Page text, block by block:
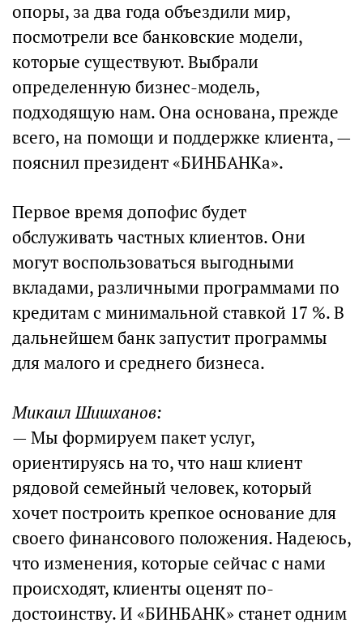
опоры, за два года объездили мир,
посмотрели все банковские модели,
которые существуют. Выбрали
определенную бизнес-модель,
подходящую нам. Она основана, прежде
всего, на помощи и поддержке клиента, —
пояснил президент «БИНБАНКа».
Первое время допофис будет
обслуживать частных клиентов. Они
могут воспользоваться выгодными
вкладами, различными программами по
кредитам с минимальной ставкой 17 %. В
дальнейшем банк запустит программы
для малого и среднего бизнеса.
Микаил Шишханов:
— Мы формируем пакет услуг,
ориентируясь на то, что наш клиент
рядовой семейный человек, который
хочет построить крепкое основание для
своего финансового положения. Надеюсь,
что изменения, которые сейчас с нами
происходят, клиенты оценят по-
достоинству. И «БИНБАНК» станет одним